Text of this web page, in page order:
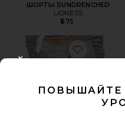
ШОРТЫ SUNDRENCHED
LIONESS
$75
Favorite